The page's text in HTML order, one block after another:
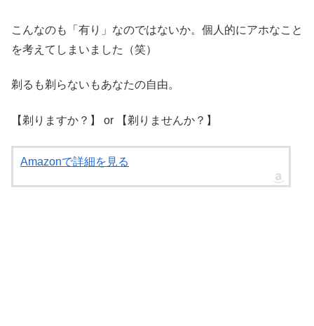
こんなのも「有り」なのではないか。個人的にアホなこと
を考えてしまいました（笑）
剃るも剃らないもあなたの自由。
【剃りますか？】 or 【剃りませんか？】
Amazonで詳細を見る